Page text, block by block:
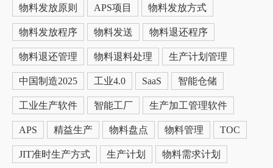
物料发放原则 APS项目 物料发放方式
物料发放程序 物料发送 物料退还程序
物料退还管理 物料退料处理 生产计划管理
中国制造2025 工业4.0 SaaS 智能仓储
工业生产软件 智能工厂 生产加工管理软件
APS 精益生产 物料盘点 物料管理 TOC
JIT准时生产方式 生产计划 物料需求计划